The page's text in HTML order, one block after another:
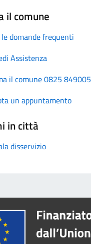
il comune
le domande frequenti
Assistenza
il comune 0825 849005
un appuntamento
in città
disservizio